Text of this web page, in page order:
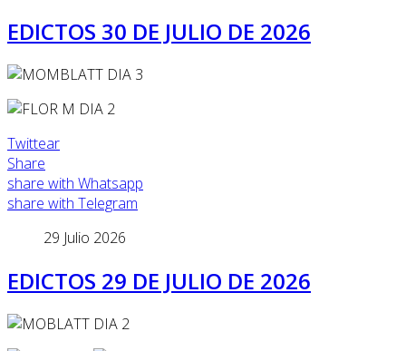
EDICTOS 30 DE JULIO DE 2026
Twittear
Share
share with Whatsapp
share with Telegram
29 Julio 2026
EDICTOS 29 DE JULIO DE 2026